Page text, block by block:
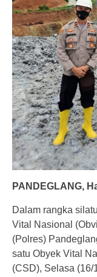
PANDEGLANG,
Dalam rangka
Vital Nasional
(Polres)
satu Obyek Vital
(CSD), Selasa (16/